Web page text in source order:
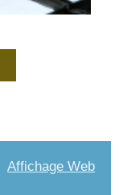
Affichage Web